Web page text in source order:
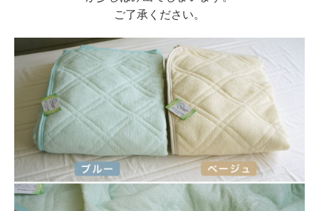
ご了承ください。